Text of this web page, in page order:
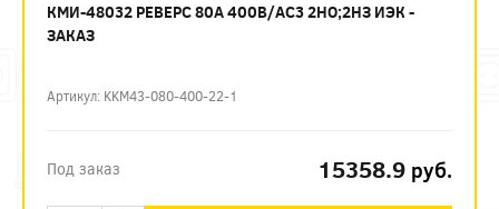
КМИ-48032 РЕВЕРС 80А 400В/АС3 2НО;2НЗ ИЭК -
ЗАКАЗ
Артикул: KKM43-080-400-22-1
Под заказ 15358.9 руб.